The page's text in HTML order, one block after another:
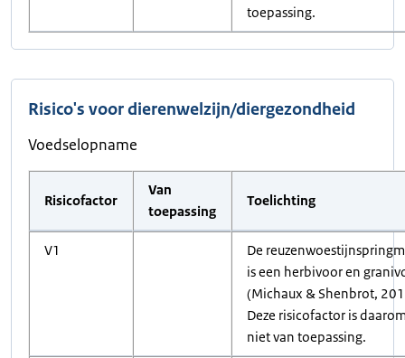
toepassing.
Risico's voor dierenwelzijn/diergezondheid
Voedselopname
Risicofactor
Van
toepassing
Toelichting
V1
De
is een herbivoor en
(Michaux & Shenbrot,
Deze risicofactor is
niet van toepassing.